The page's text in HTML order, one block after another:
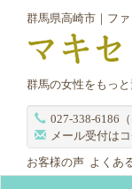
群馬県高崎市｜フ
群馬の女性をもっ
027-338-6186
メール受付は
お客様の声 よくあ